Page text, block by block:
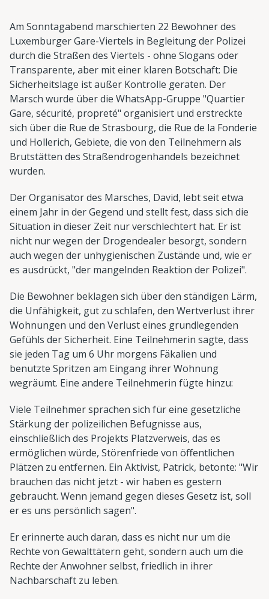
Am Sonntagabend marschierten 22 Bewohner des
Luxemburger Gare-Viertels in Begleitung der Polizei
durch die Straßen des Viertels - ohne Slogans oder
Transparente, aber mit einer klaren Botschaft: Die
Sicherheitslage ist außer Kontrolle geraten. Der
Marsch wurde über die WhatsApp-Gruppe "Quartier
Gare, sécurité, propreté" organisiert und erstreckte
sich über die Rue de Strasbourg, die Rue de la Fonderie
und Hollerich, Gebiete, die von den Teilnehmern als
Brutstätten des Straßendrogenhandels bezeichnet
wurden.
Der Organisator des Marsches, David, lebt seit etwa
einem Jahr in der Gegend und stellt fest, dass sich die
Situation in dieser Zeit nur verschlechtert hat. Er ist
nicht nur wegen der Drogendealer besorgt, sondern
auch wegen der unhygienischen Zustände und, wie er
es ausdrückt, "der mangelnden Reaktion der Polizei".
Die Bewohner beklagen sich über den ständigen Lärm,
die Unfähigkeit, gut zu schlafen, den Wertverlust ihrer
Wohnungen und den Verlust eines grundlegenden
Gefühls der Sicherheit. Eine Teilnehmerin sagte, dass
sie jeden Tag um 6 Uhr morgens Fäkalien und
benutzte Spritzen am Eingang ihrer Wohnung
wegräumt. Eine andere Teilnehmerin fügte hinzu:
Viele Teilnehmer sprachen sich für eine gesetzliche
Stärkung der polizeilichen Befugnisse aus,
einschließlich des Projekts Platzverweis, das es
ermöglichen würde, Störenfriede von öffentlichen
Plätzen zu entfernen. Ein Aktivist, Patrick, betonte: "Wir
brauchen das nicht jetzt - wir haben es gestern
gebraucht. Wenn jemand gegen dieses Gesetz ist, soll
er es uns persönlich sagen".
Er erinnerte auch daran, dass es nicht nur um die
Rechte von Gewalttätern geht, sondern auch um die
Rechte der Anwohner selbst, friedlich in ihrer
Nachbarschaft zu leben.